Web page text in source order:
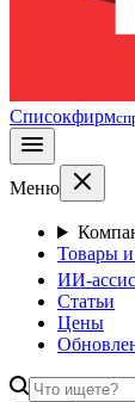
Списокфирм
Меню
Товары и
ИИ-
Статьи
Цены